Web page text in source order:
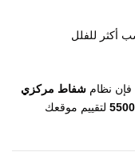
أكثر للفلل
فإن نظام شفاط مركزي
لتقييم موقعك